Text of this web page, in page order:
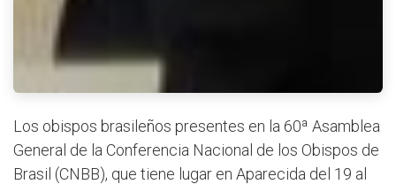
Los obispos brasileños presentes en la 60ª Asamblea
General de la Conferencia Nacional de los Obispos de
Brasil (CNBB), que tiene lugar en Aparecida del 19 al